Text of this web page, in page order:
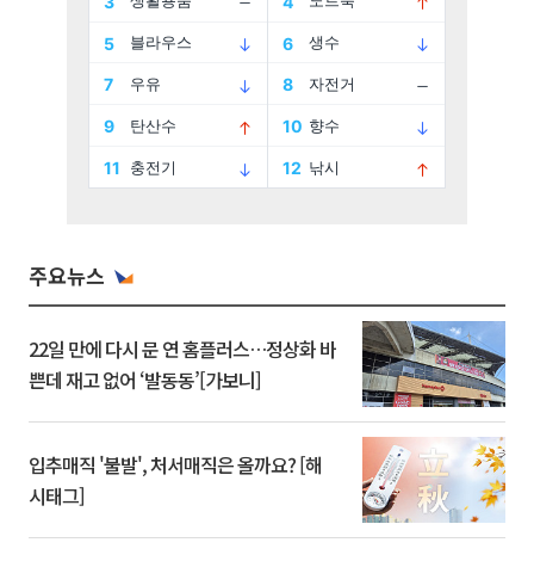
주요뉴스
22일 만에 다시 문 연 홈플러스…정상화 바
쁜데 재고 없어 ‘발동동’[가보니]
입추매직 '불발', 처서매직은 올까요? [해
시태그]